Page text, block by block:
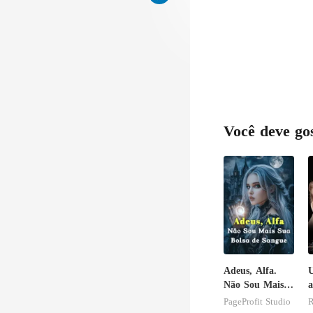
Você deve
Adeus, Alfa.
Não Sou Mais
Sua Bolsa de
PageProfit Studio